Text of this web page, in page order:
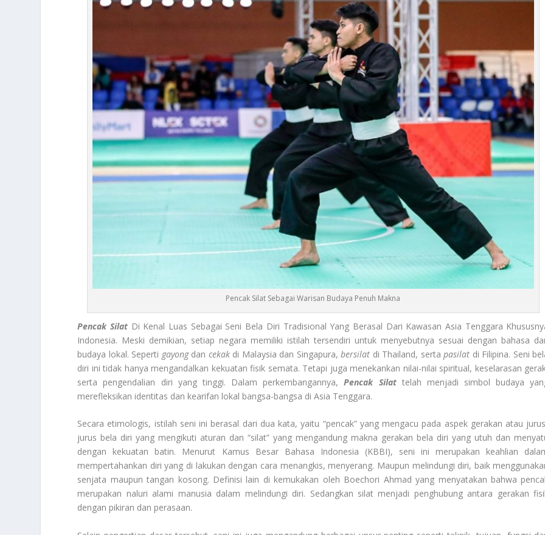
Pencak Silat Sebagai Warisan Budaya Penuh Makna
Pencak SilatDi Kenal Luas Sebagai Seni Bela Diri Tradisional Yang Berasal Dari Kawasan Asia Tenggara
Indonesia. Meski demikian, setiap negara memiliki istilah tersendiri untuk menyebutnya sesuai dengan bahasa
budaya lokal. Seperti gayongdan cekakdi Malaysia dan Singapura,bersilat di Thailand, sertapasilat di Filipina. Seni
diri ini tidak hanya mengandalkan kekuatan fisik semata. Tetapi juga menekankan nilai-nilai spiritual, keselarasan
serta pengendalian diri yang tinggi. Dalam perkembangannya,Pencak Silattelah menjadi simbol budaya
merefleksikan identitas dan kearifan lokal bangsa-bangsa di Asia Tenggara.
Secara etimologis, istilah seni ini berasal dari dua kata, yaitu “pencak” yang mengacu pada aspek gerakan atau
jurus bela diri yang mengikuti aturan dan “silat” yang mengandung makna gerakan bela diri yang utuh dan
dengan kekuatan batin. Menurut Kamus Besar Bahasa Indonesia (KBBI), seni ini merupakan keahlian
mempertahankan diri yang di lakukan dengan cara menangkis, menyerang. Maupun melindungi diri, baik
senjata maupun tangan kosong. Definisi lain di kemukakan oleh Boechori Ahmad yang menyatakan bahwa
merupakan naluri alami manusia dalam melindungi diri. Sedangkan silat menjadi penghubung antara gerakan
dengan pikiran dan perasaan.